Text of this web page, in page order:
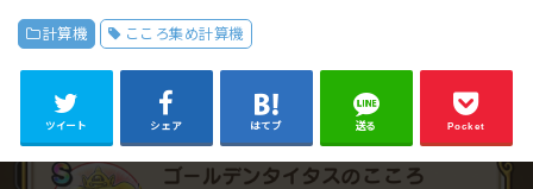
計算機 こころ集め計算機
ツイート シェア はてブ 送る Pocket